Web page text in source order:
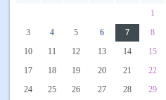
1
3
4 5 6 7 8
10
11 12 13 14 15
17
18 19 20 21 22
24
25 26 27 28 29